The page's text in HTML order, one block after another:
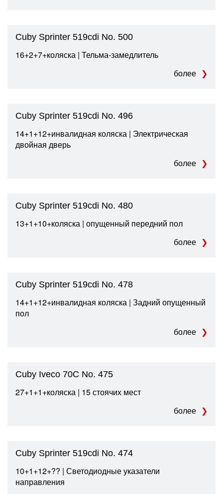
Cuby Sprinter 519cdi No. 500
16+2+7+коляска | Тельма-замедлитель
более
Cuby Sprinter 519cdi No. 496
14+1+12+инвалидная коляска | Электрическая
двойная дверь
более
Cuby Sprinter 519cdi No. 480
13+1+10+коляска | опущенный передний пол
более
Cuby Sprinter 519cdi No. 478
14+1+12+инвалидная коляска | Задний опущенный
пол
более
Cuby Iveco 70C No. 475
27+1+1+коляска | 15 стоячих мест
более
Cuby Sprinter 519cdi No. 474
10+1+12+?‍? | Светодиодные указатели
направления